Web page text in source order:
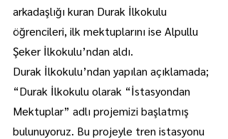
arkadaşlığı kuran Durak İlkokulu
öğrencileri, ilk mektuplarını ise Alpullu
Şeker İlkokulu’ndan aldı.
Durak İlkokulu’ndan yapılan açıklamada;
“Durak İlkokulu olarak “İstasyondan
Mektuplar” adlı projemizi başlatmış
bulunuyoruz. Bu projeyle tren istasyonu